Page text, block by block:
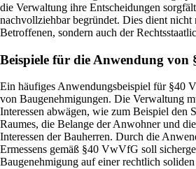
die Verwaltung ihre Entscheidungen
nachvollziehbar begründet. Dies dient nicht
Betroffenen, sondern auch der
Beispiele für die Anwendung von
Ein häufiges Anwendungsbeispiel für §40
von Baugenehmigungen. Die Verwaltung
Interessen abwägen, wie zum Beispiel den
Raumes, die Belange der Anwohner und
Interessen der Bauherren. Durch die
Ermessens gemäß §40 VwVfG soll
Baugenehmigung auf einer rechtlich